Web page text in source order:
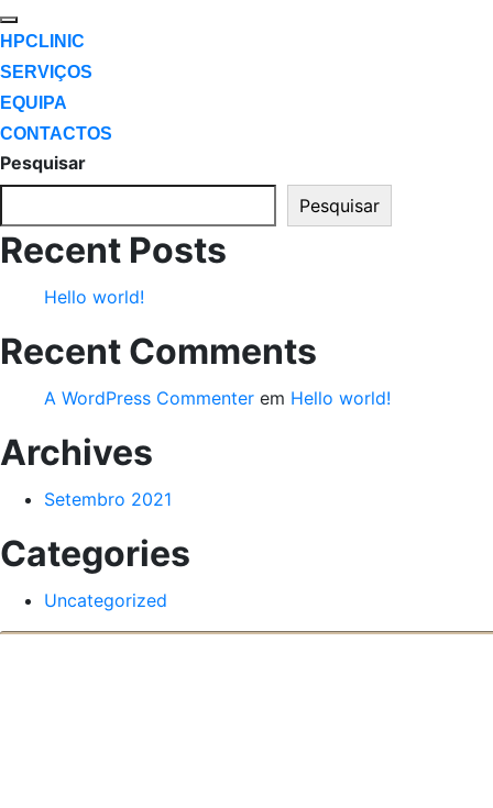
HPCLINIC
SERVIÇOS
EQUIPA
CONTACTOS
Pesquisar
Pesquisar
Recent Posts
Hello world!
Recent Comments
A WordPress Commenter em Hello world!
Archives
Setembro 2021
Categories
Uncategorized